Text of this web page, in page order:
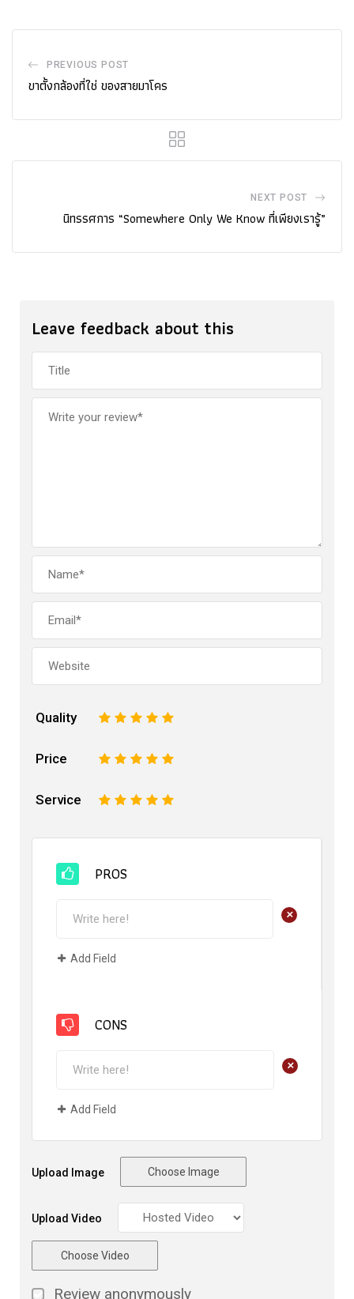
PREVIOUS POST
ขาตั้งกล้องที่ใช่ ของสายมาโคร
NEXT POST
นิทรรศการ “Somewhere Only We Know ที่เพียงเรารู้”
Leave feedback about this
Quality 5
4
3
2
Price 5
4
3
2
Service 5
4
3
2
PROS
+
Add Field
CONS
+
Add Field
Upload Image Choose Image
Upload Video
Choose Video
Review anonymously